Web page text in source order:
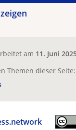
am 11. Juni
Themen dieser Seite: